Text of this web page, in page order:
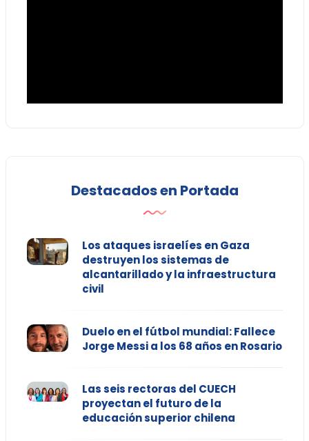
Destacados en Portada
Los ataques israelíes en Gaza
destruyen los sistemas de
alcantarillado y la infraestructura
civil
Duelo en el fútbol mundial: Fallece
Jorge Messi a los 68 años en Rosario
Las seis rectoras del CUECH
proyectan el futuro de la
educación superior chilena